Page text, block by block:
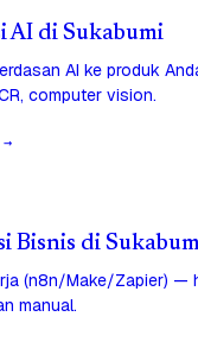
AI di Sukabumi
AI ke produk
computer vision.
Bisnis di
(n8n/Make/Zapier) —
manual.